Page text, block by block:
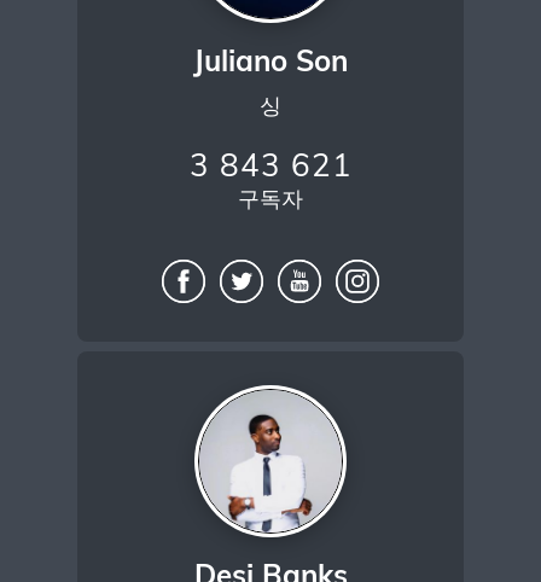
Juliano Son
싱
3 843 621
구독자
Desi Banks